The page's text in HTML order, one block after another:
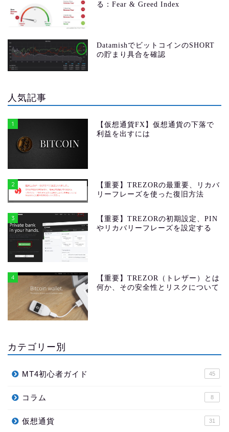
る：Fear & Greed Index
DatamishでビットコインのSHORT
の貯まり具合を確認
人気記事
1
【仮想通貨FX】仮想通貨の下落で
利益を出すには
2
【重要】TREZORの最重要、リカバ
リーフレーズを使った復旧方法
3
【重要】TREZORの初期設定、PIN
やリカバリーフレーズを設定する
4
【重要】TREZOR（トレザー）とは
何か、その安全性とリスクについて
カテゴリー別
MT4初心者ガイド 45
コラム 8
仮想通貨 31